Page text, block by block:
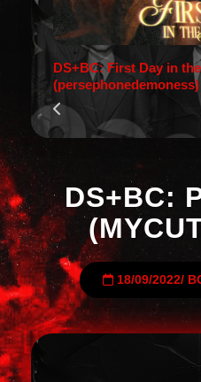
DS+BC: First Day in
(persephonedemoness)
DS+BC:
18/09/2022/